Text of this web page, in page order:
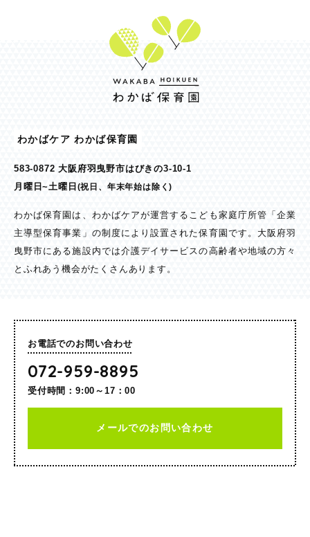
わかばケア わかば保育園
583-0872 大阪府羽曳野市はびきの3-10-1
月曜日~土曜日(祝日、年末年始は除く)
わかば保育園は、わかばケアが運営するこども家庭庁所管「企業
主導型保育事業」の制度により設置された保育園です。大阪府羽
曳野市にある施設内では介護デイサービスの高齢者や地域の方々
とふれあう機会がたくさんあります。
お電話でのお問い合わせ
072-959-8895
受付時間：9:00～17：00
メールでのお問い合わせ